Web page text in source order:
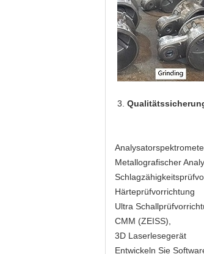
3.
Metallografischer
Härteprüfvorrichtung
Ultra
CMM (ZEISS),
3D Laserlesegerät
Entwickeln Sie